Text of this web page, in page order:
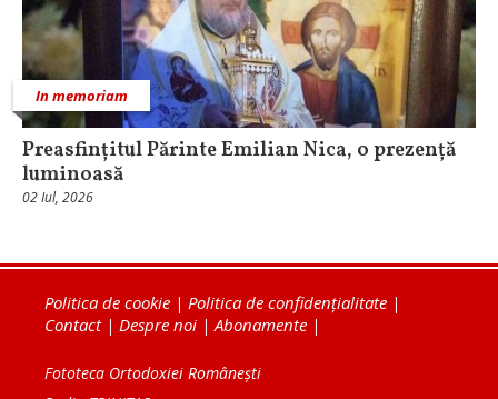
In memoriam
Preasfințitul Părinte Emilian Nica, o prezență
luminoasă
02 Iul, 2026
Politica de cookie | Politica de confidențialitate |
Contact| Despre noi |Abonamente |
Fototeca Ortodoxiei Românești